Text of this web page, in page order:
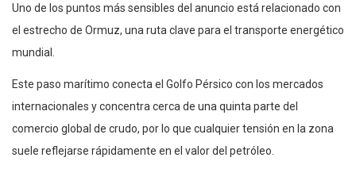
Uno de los puntos más sensibles del anuncio está relacionado con
el estrecho de Ormuz, una ruta clave para el transporte energético
mundial.
Este paso marítimo conecta el Golfo Pérsico con los mercados
internacionales y concentra cerca de una quinta parte del
comercio global de crudo, por lo que cualquier tensión en la zona
suele reflejarse rápidamente en el valor del petróleo.